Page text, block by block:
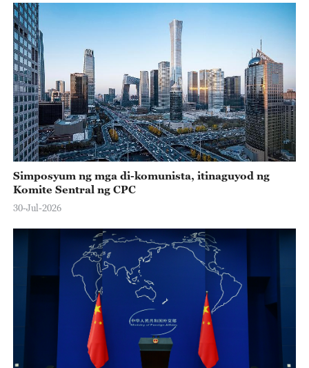
Simposyum ng mga di-komunista, itinaguyod ng
Komite Sentral ng CPC
30-Jul-2026